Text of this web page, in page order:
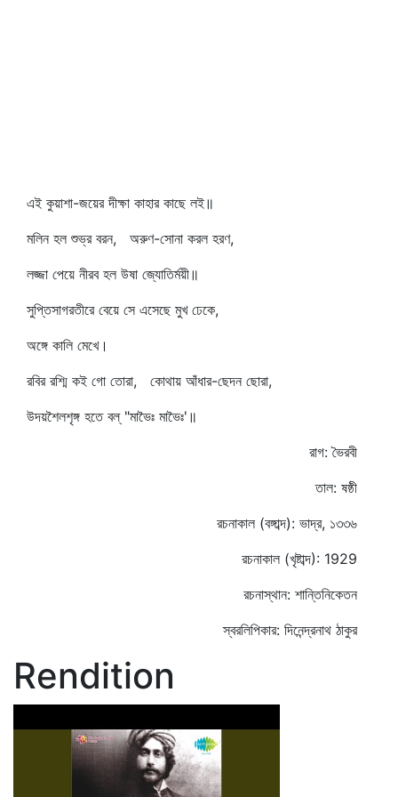
এই কুয়াশা-জয়ের দীক্ষা কাহার কাছে লই॥
মলিন হল শুভ্র বরন, অরুণ-সোনা করল হরণ,
লজ্জা পেয়ে নীরব হল উষা জ্যোতির্ময়ী॥
সুপ্তিসাগরতীরে বেয়ে সে এসেছে মুখ ঢেকে,
অঙ্গে কালি মেখে।
রবির রশ্মি কই গো তোরা, কোথায় আঁধার-ছেদন ছোরা,
উদয়শৈলশৃঙ্গ হতে বল্‌ "মাভৈঃ মাভৈঃ'॥
রাগ: ভৈরবী
তাল: ষষ্ঠী
রচনাকাল (বঙ্গাব্দ): ভাদ্র, ১৩৩৬
রচনাকাল (খৃষ্টাব্দ): 1929
রচনাস্থান: শান্তিনিকেতন
স্বরলিপিকার: দিনেন্দ্রনাথ ঠাকুর
Rendition